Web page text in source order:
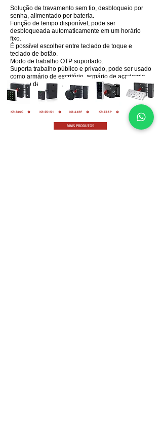
Solução de travamento sem fio, desbloqueio por
senha, alimentado por bateria.
Função de tempo disponível, pode ser
desbloqueada automaticamente em um horário
fixo.
É possível escolher entre teclado de toque e
teclado de botão.
Modo de trabalho OTP suportado.
Suporta trabalho público e privado, pode ser usado
como armário de escritório, armário de academia,
armário de piscina, etc.
MAIS PRODUTOS
KR-S80C KR-S5151 KR-64RF KR-E85P